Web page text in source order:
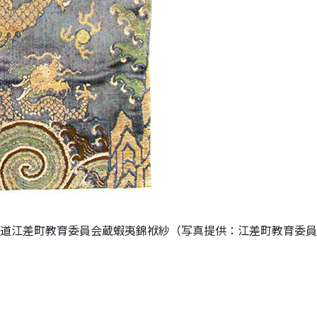
江差町教育委員会蔵蝦夷錦袱紗（写真提供：江差町教育委